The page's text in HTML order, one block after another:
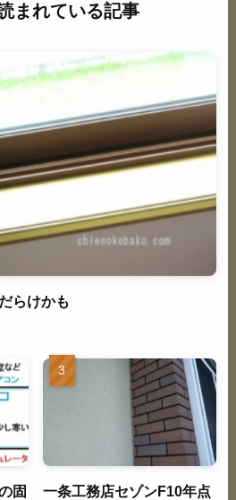
まれている記事
らけかも
固
一条工務店セゾンF10年点